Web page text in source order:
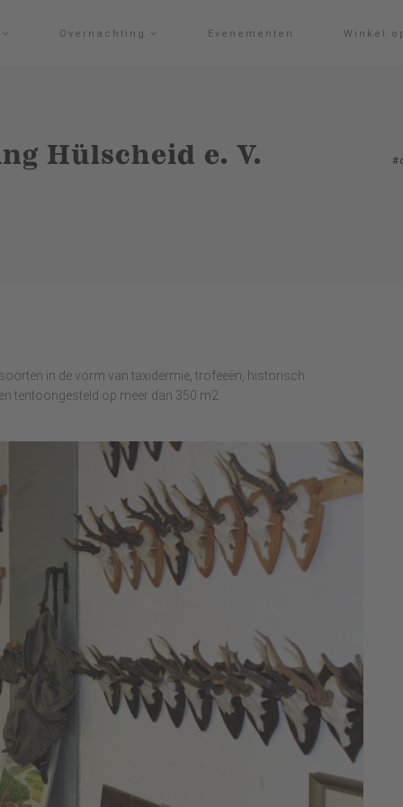
Overnachting Evenementen Winkel
Hülscheid e. V.
in de vorm van taxidermie, trofeeën, historisch
tentoongesteld op meer dan 350 m2.